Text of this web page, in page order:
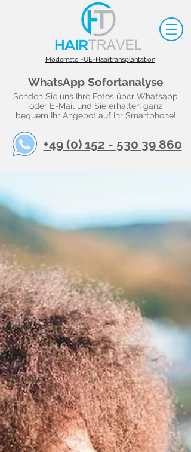
Modernste FUE-Haartransplantation
WhatsApp Sofortanalyse
Senden Sie uns Ihre Fotos über Whatsapp
oder E-Mail und Sie erhalten ganz
bequem Ihr Angebot auf Ihr Smartphone!
+49 (0) 152 - 530 39 860